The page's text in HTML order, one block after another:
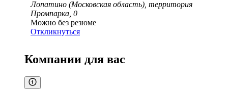
Лопатино (Московская область), территория
Промпарка, 0
Можно без резюме
Откликнуться
Компании для вас